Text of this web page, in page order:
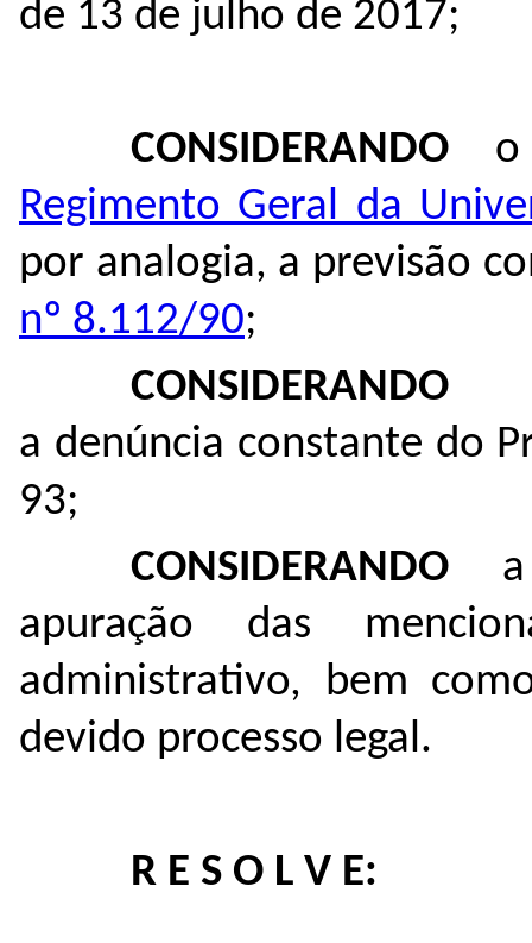
de 13 de julho de 2017;
CONSIDERANDO o
Regimento Geral da
por analogia, a previsão
nº 8.112/90;
CONSIDERANDO
a denúncia constante do
93;
CONSIDERANDO a
apuração das
administrativo, bem
devido processo legal.
R E S O L V E: